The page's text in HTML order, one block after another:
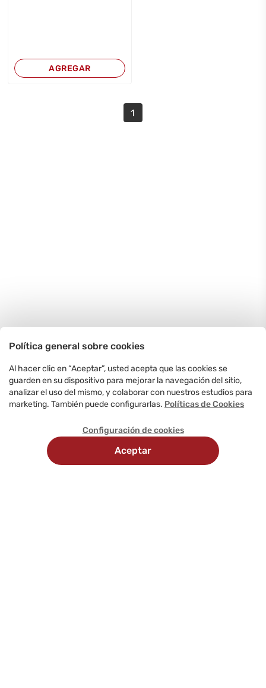
AGREGAR
1
Política general sobre cookies
Al hacer clic en “Aceptar”, usted acepta que las cookies se
guarden en su dispositivo para mejorar la navegación del sitio,
analizar el uso del mismo, y colaborar con nuestros estudios para
marketing. También puede configurarlas. Políticas de Cookies
Configuración de cookies
Aceptar